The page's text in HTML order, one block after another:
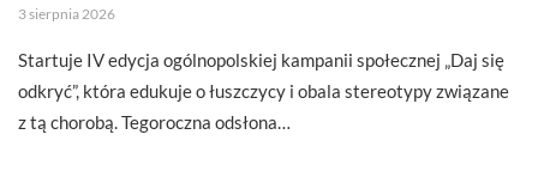
3 sierpnia 2026
Startuje IV edycja ogólnopolskiej kampanii społecznej „Daj się
odkryć”, która edukuje o łuszczycy i obala stereotypy związane
z tą chorobą. Tegoroczna odsłona…